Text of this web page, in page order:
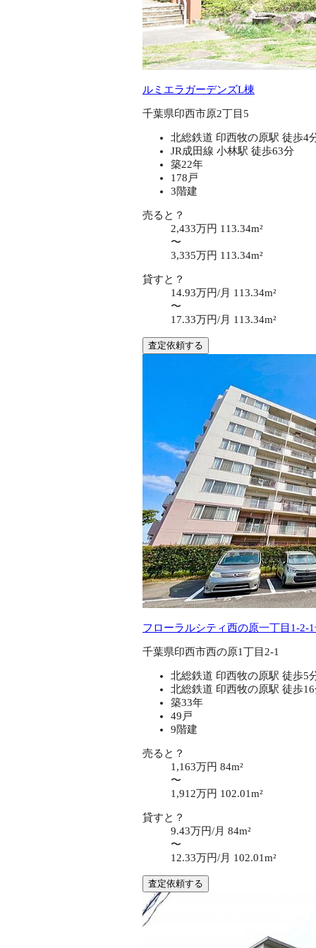
ルミエラガーデンズL棟
千葉県印西市原2丁目5
北総鉄道 印西牧の原駅 徒歩4
JR成田線 小林駅 徒歩63分
築22年
178戸
3階建
売ると？
2,433万円 113.34m²
〜
3,335万円 113.34m²
貸すと？
14.93万円/月 113.34m²
〜
17.33万円/月 113.34m²
査定依頼する
フローラルシティ西の原一丁目1-2-
千葉県印西市西の原1丁目2-1
北総鉄道 印西牧の原駅 徒歩5
北総鉄道 印西牧の原駅 徒歩
築33年
49戸
9階建
売ると？
1,163万円 84m²
〜
1,912万円 102.01m²
貸すと？
9.43万円/月 84m²
〜
12.33万円/月 102.01m²
査定依頼する